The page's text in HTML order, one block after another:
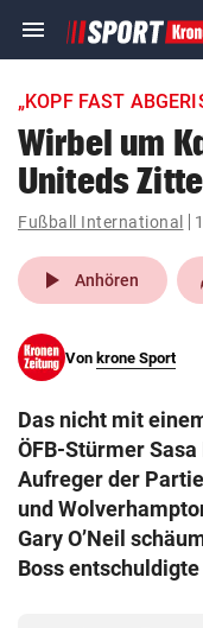
menu Navigation
ein-/ausklappen
account_circle Anmelden
pin_drop
Wien
search
eingeben
© Krone Multimedia
Muthgasse 2, 1190
„KOPF FAST
Wirbel um
Uniteds
Fußball International
play_arrow Anhören
Von krone Sport
Das nicht mit
ÖFB-Stürmer
Aufreger der
und
Gary O’Neil
Boss